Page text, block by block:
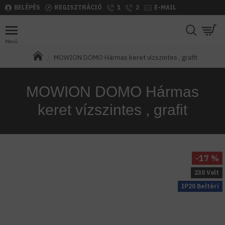
BELÉPÉS REGISZTRÁCIÓ 1 2 E-MAIL
MOWION DOMO Hármas keret vízszintes , grafit
MOWION DOMO Hármas
keret vízszintes , grafit
IP20 Beltéri
230 Volt
-17 %